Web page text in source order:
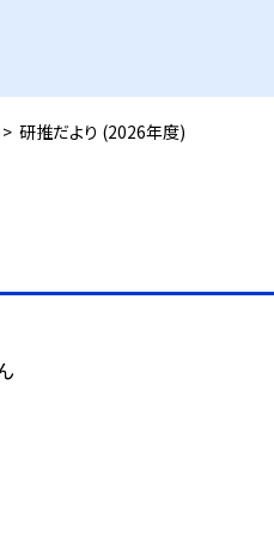
> 研推だより (2026年度)